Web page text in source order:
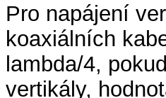
Pro napájení
koaxiálních
lambda/4,
vertikály,